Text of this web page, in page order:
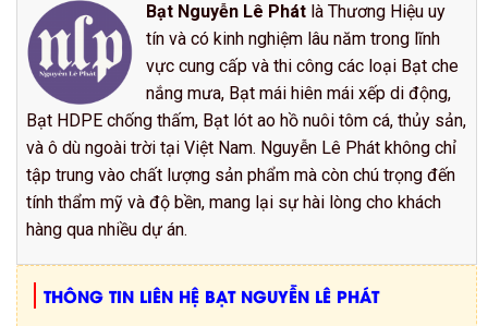
Bạt Nguyễn Lê Phát là Thương Hiệu uy
tín và có kinh nghiệm lâu năm trong lĩnh
vực cung cấp và thi công các loại Bạt che
nắng mưa, Bạt mái hiên mái xếp di động,
Bạt HDPE chống thấm, Bạt lót ao hồ nuôi tôm cá, thủy sản,
và ô dù ngoài trời tại Việt Nam. Nguyễn Lê Phát không chỉ
tập trung vào chất lượng sản phẩm mà còn chú trọng đến
tính thẩm mỹ và độ bền, mang lại sự hài lòng cho khách
hàng qua nhiều dự án.
THÔNG TIN LIÊN HỆ BẠT NGUYỄN LÊ PHÁT